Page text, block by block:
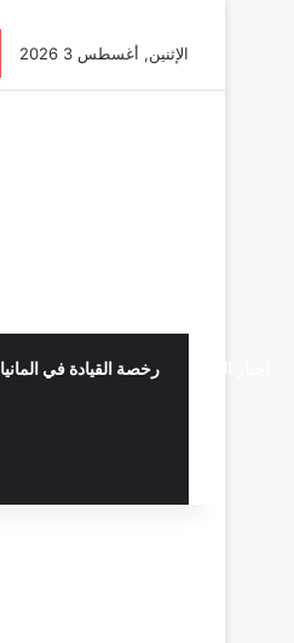
الإثنين, أغسطس 3 2026
رخصة القيادة في المانيا